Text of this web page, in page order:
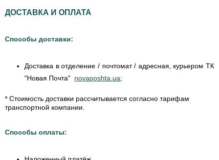
ДОСТАВКА И ОПЛАТА
Способы доставки:
Доставка в отделение / почтомат / адресная, курьером ТК
"Новая Почта" novaposhta.ua;
* Стоимость доставки рассчитывается согласно тарифам
транспортной компании.
Способы оплаты: